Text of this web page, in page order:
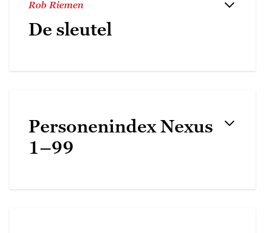
Rob Riemen
De sleutel
Personenindex Nexus
1–99